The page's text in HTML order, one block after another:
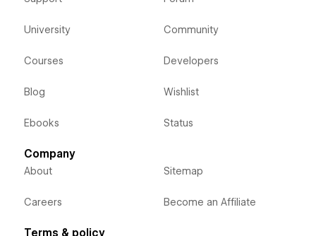
University
Courses
Blog
Ebooks
Community
Developers
Wishlist
Status
Company
About
Careers
Sitemap
Become an Affiliate
Terms & policy